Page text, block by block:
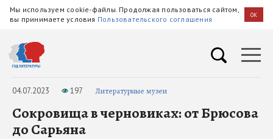
Мы используем cookie-файлы. Продолжая пользоваться сайтом,
вы принимаете условия Пользовательского соглашения OK
04.07.2023 197 Литературные музеи
Сокровища в черновиках: от Брюсова
до Сарьяна